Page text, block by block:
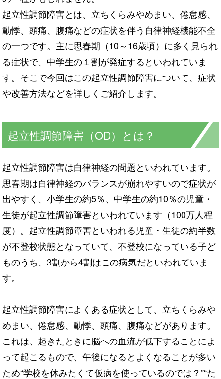
起立性調節障害とは、立ちくらみやめまい、倦怠感、
動悸、頭痛、腹痛などの症状を伴う自律神経機能不全
の一つです。主に思春期（10～16歳頃）に多く見られ
る症状で、中学生の１割が発症するといわれていま
す。そこで今回はこの起立性調節障害について、症状
や改善方法などを詳しくご紹介します。
起立性調節障害（OD）とは？
起立性調節障害は自律神経の問題といわれています。
思春期は自律神経のバランスが崩れやすいので症状が
出やすく、小学生の約5％、中学生の約10％の児童・
生徒が起立性調節障害といわれています（100万人程
度）。起立性調節障害といわれる児童・生徒の約半数
が不登校状態となっていて、不登校になっている子ど
ものうち、3割から4割はこの病気だといわれていま
す。
起立性調節障害によくある症状として、立ちくらみや
めまい、倦怠感、動悸、頭痛、腹痛などがあります。
これは、起きたときに脳への血流が低下することによ
って起こるもので、午後になるとよくなることが多い
ため“学校を休みたくて仮病を使っているのでは？”“た